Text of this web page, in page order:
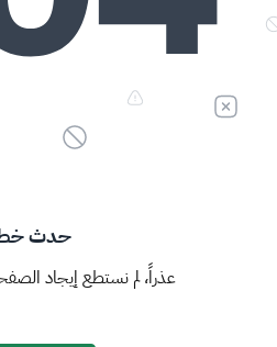
حدث
عذراً، لم نستطع إيجاد